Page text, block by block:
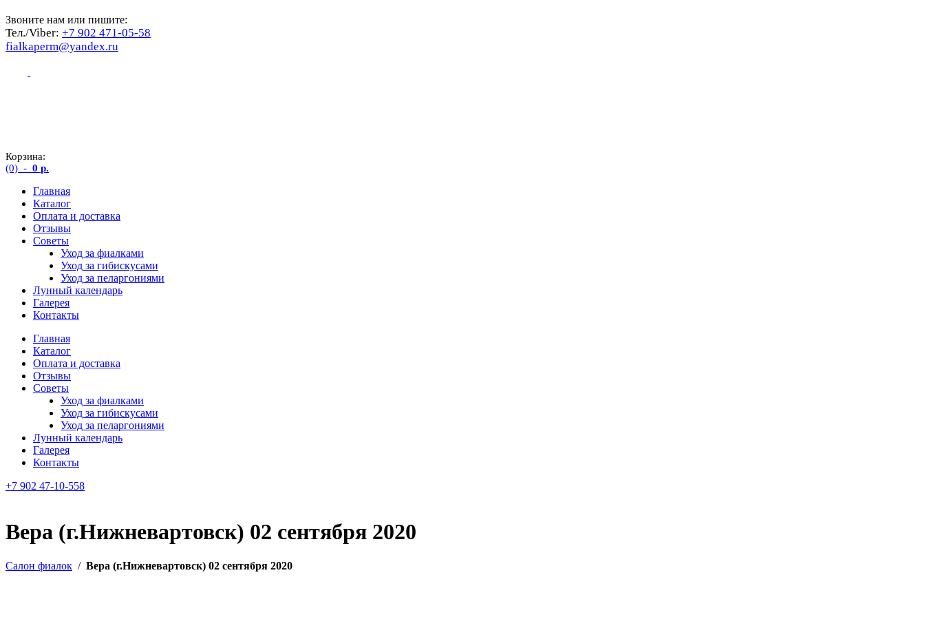
Звоните нам или пишите:
Тел./Viber: +7 902 471-05-58
fialkaperm@yandex.ru
Корзина:
(0) - 0 р.
Главная
Каталог
Оплата и доставка
Отзывы
Советы
Уход за фиалками
Уход за гибискусами
Уход за пеларгониями
Лунный календарь
Галерея
Контакты
Главная
Каталог
Оплата и доставка
Отзывы
Советы
Уход за фиалками
Уход за гибискусами
Уход за пеларгониями
Лунный календарь
Галерея
Контакты
+7 902 47-10-558
Вера (г.Нижневартовск) 02 сентября 2020
Салон фиалок / Вера (г.Нижневартовск) 02 сентября 2020